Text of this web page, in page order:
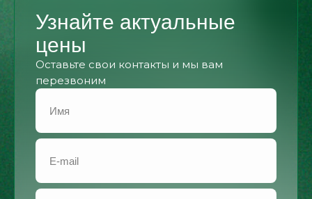
Узнайте актуальные
цены
Оставьте свои контакты и мы вам
перезвоним